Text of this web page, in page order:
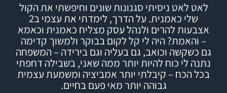
לאט לאט ניסיתי סגנונות שונים וחיפשתי את הקול
שלי כאמנית. על הדרך, לימדתי את עצמי ב2
אצבעות להרים ולנהל עסק מצליח כאמנית וכאמא
– והאמת? היה לי קל לקום בבוקר ולמשוך קדימה
גם כשקשה וכואב, גם בעליה וגם בירידה – המשפחה
נתנה לי כוח להיות יותר ממה שאני, בשבילה דחפתי
בכל הכח – קיבלתי יותר אמביציה ומשמעת עצמית
גבוהה יותר מאי פעם בחיים.